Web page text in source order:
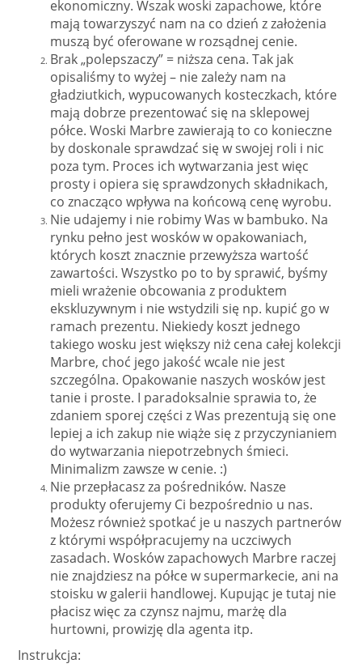
ekonomiczny. Wszak woski zapachowe, które
mają towarzyszyć nam na co dzień z założenia
muszą być oferowane w rozsądnej cenie.
Brak „polepszaczy” = niższa cena. Tak jak
opisaliśmy to wyżej – nie zależy nam na
gładziutkich, wypucowanych kosteczkach, które
mają dobrze prezentować się na sklepowej
półce. Woski Marbre zawierają to co konieczne
by doskonale sprawdzać się w swojej roli i nic
poza tym. Proces ich wytwarzania jest więc
prosty i opiera się sprawdzonych składnikach,
co znacząco wpływa na końcową cenę wyrobu.
Nie udajemy i nie robimy Was w bambuko. Na
rynku pełno jest wosków w opakowaniach,
których koszt znacznie przewyższa wartość
zawartości. Wszystko po to by sprawić, byśmy
mieli wrażenie obcowania z produktem
ekskluzywnym i nie wstydzili się np. kupić go w
ramach prezentu. Niekiedy koszt jednego
takiego wosku jest większy niż cena całej kolekcji
Marbre, choć jego jakość wcale nie jest
szczególna. Opakowanie naszych wosków jest
tanie i proste. I paradoksalnie sprawia to, że
zdaniem sporej części z Was prezentują się one
lepiej a ich zakup nie wiąże się z przyczynianiem
do wytwarzania niepotrzebnych śmieci.
Minimalizm zawsze w cenie. :)
Nie przepłacasz za pośredników. Nasze
produkty oferujemy Ci bezpośrednio u nas.
Możesz również spotkać je u naszych partnerów
z którymi współpracujemy na uczciwych
zasadach. Wosków zapachowych Marbre raczej
nie znajdziesz na półce w supermarkecie, ani na
stoisku w galerii handlowej. Kupując je tutaj nie
płacisz więc za czynsz najmu, marżę dla
hurtowni, prowizję dla agenta itp.
Instrukcja: